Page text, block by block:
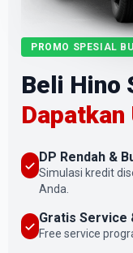
PROMO SPESIAL
Beli Hino
DP Rendah &
Simulasi kredit
Anda.
Gratis Service
Free service